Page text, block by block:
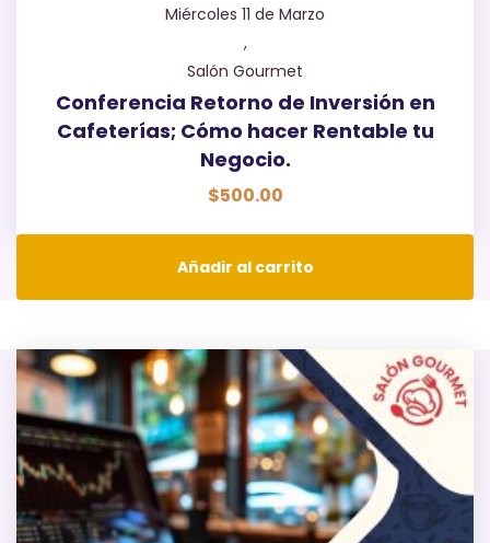
Miércoles 11 de Marzo
,
Salón Gourmet
Conferencia Retorno de Inversión en
Cafeterías; Cómo hacer Rentable tu
Negocio.
$500.00
Añadir al carrito